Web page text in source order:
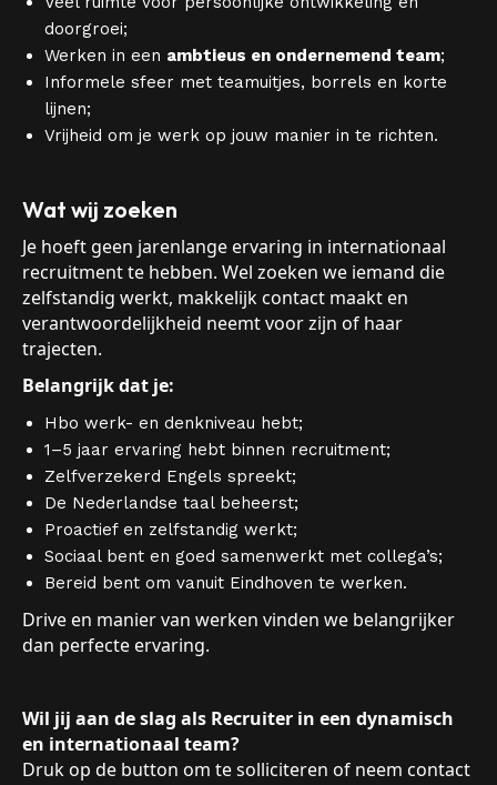
doorgroei;
Werken in een ambtieus en ondernemend team;
Informele sfeer met teamuitjes, borrels en korte
lijnen;
Vrijheid om je werk op jouw manier in te richten.
Wat wij zoeken
Je hoeft geen jarenlange ervaring in internationaal
recruitment te hebben. Wel zoeken we iemand die
zelfstandig werkt, makkelijk contact maakt en
verantwoordelijkheid neemt voor zijn of haar
trajecten.
Belangrijk dat je:
Hbo werk- en denkniveau hebt;
1–5 jaar ervaring hebt binnen recruitment;
Zelfverzekerd Engels spreekt;
De Nederlandse taal beheerst;
Proactief en zelfstandig werkt;
Sociaal bent en goed samenwerkt met collega’s;
Bereid bent om vanuit Eindhoven te werken.
Drive en manier van werken vinden we belangrijker
dan perfecte ervaring.
Wil jij aan de slag als Recruiter in een dynamisch
en internationaal team?
Druk op de button om te solliciteren of neem contact